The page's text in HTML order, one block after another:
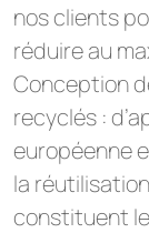
nos clients
réduire au
Conception
recyclés :
européenne
la
constituent